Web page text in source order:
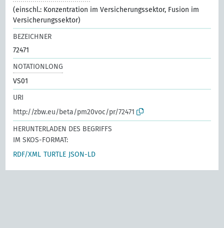
(einschl.: Konzentration im Versicherungssektor, Fusion im
Versicherungssektor)
BEZEICHNER
72471
NOTATIONLONG
VS01
URI
http://zbw.eu/beta/pm20voc/pr/72471
HERUNTERLADEN DES BEGRIFFS
IM SKOS-FORMAT:
RDF/XML TURTLE JSON-LD